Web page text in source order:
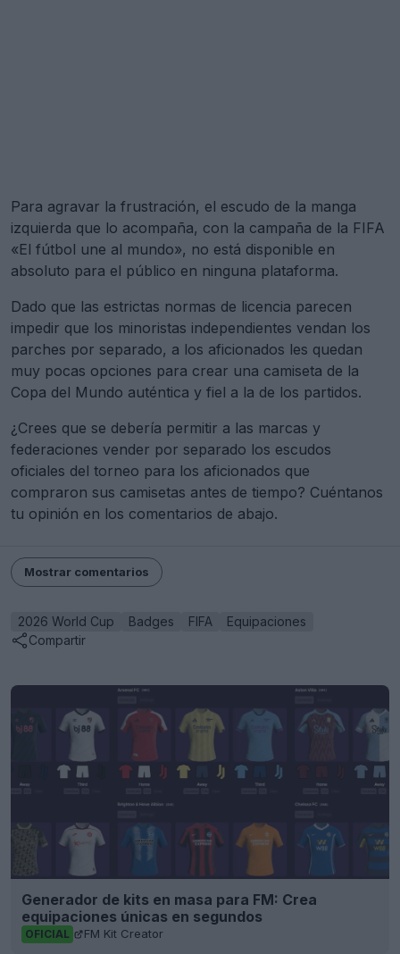
Para agravar la frustración, el escudo de la manga
izquierda que lo acompaña, con la campaña de la FIFA
«El fútbol une al mundo», no está disponible en
absoluto para el público en ninguna plataforma.
Dado que las estrictas normas de licencia parecen
impedir que los minoristas independientes vendan los
parches por separado, a los aficionados les quedan
muy pocas opciones para crear una camiseta de la
Copa del Mundo auténtica y fiel a la de los partidos.
¿Crees que se debería permitir a las marcas y
federaciones vender por separado los escudos
oficiales del torneo para los aficionados que
compraron sus camisetas antes de tiempo? Cuéntanos
tu opinión en los comentarios de abajo.
Mostrar comentarios
2026 World Cup Badges FIFA
Equipaciones
Compartir
Generador de kits en masa para FM: Crea
equipaciones únicas en segundos
OFICIAL FM Kit Creator